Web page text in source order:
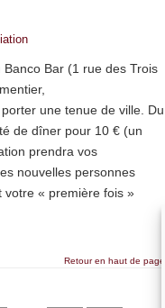
Bar (1 rue des Trois
une tenue de ville. Du
de dîner pour 10 € (un
prendra vos
nouvelles personnes
votre « première fois »
Retour en haut de page